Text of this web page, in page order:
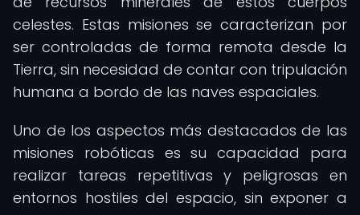
celestes. Estas misiones se caracterizan por
ser controladas de forma remota desde la
Tierra, sin necesidad de contar con tripulación
humana a bordo de las naves espaciales.
Uno de los aspectos más destacados de las
misiones robóticas es su capacidad para
realizar tareas repetitivas y peligrosas en
entornos hostiles del espacio, sin exponer a